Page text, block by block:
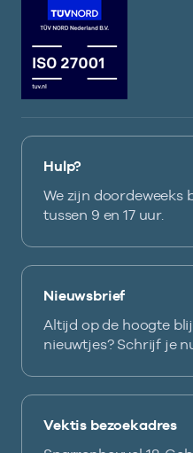
Hulp?
We zijn doordeweeks
tussen 9 en 17 uur.
Nieuwsbrief
Altijd op de hoogte
nieuwtjes? Schrijf je
Vektis bezoekadres